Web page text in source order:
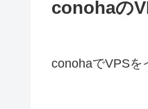
conohaの
conohaでVPSを